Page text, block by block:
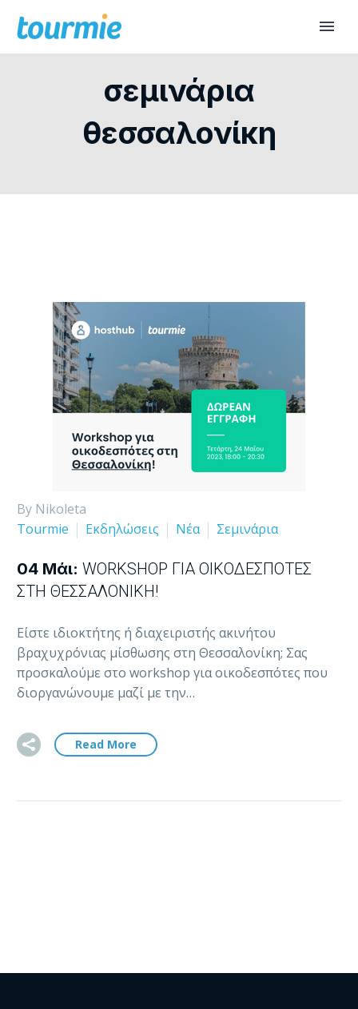
σεμινάρια
θεσσαλονίκη
By Nikoleta
Tourmie
Εκδηλώσεις Νέα Σεμινάρια
04 Μάι: WORKSHOP ΓΙΑ ΟΙΚΟΔΕΣΠΌΤΕΣ
ΣΤΗ ΘΕΣΣΑΛΟΝΊΚΗ!
Είστε ιδιοκτήτης ή διαχειριστής ακινήτου
βραχυχρόνιας μίσθωσης στη Θεσσαλονίκη; Σας
προσκαλούμε στο workshop για οικοδεσπότες που
διοργανώνουμε μαζί με την…
Read More